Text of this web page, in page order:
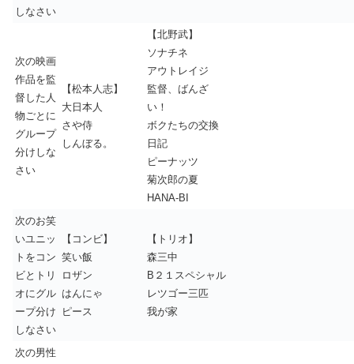
しなさい
次の映画
作品を監
督した人
物ごとに
グループ
分けしな
さい
【松本人志】
大日本人
さや侍
しんぼる。
【北野武】
ソナチネ
アウトレイジ
監督、ばんざ
い！
ボクたちの交換
日記
ピーナッツ
菊次郎の夏
HANA-BI
次のお笑
いユニッ
トをコン
ビとトリ
オにグル
ープ分け
しなさい
【コンビ】
笑い飯
ロザン
はんにゃ
ピース
【トリオ】
森三中
B２１スペシャル
レツゴー三匹
我が家
次の男性